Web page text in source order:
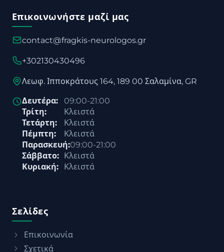
Επικοινωνήστε μαζί μας
contact@fragkis-neurologos.gr
+302130430496
Λεωφ. Ιπποκράτους 164, 189 00 Σαλαμίνα, GR
Δευτέρα:
09:00-21:00
Τρίτη:
Κλειστά
Τετάρτη:
Κλειστά
Πέμπτη:
Κλειστά
Παρασκευή:09:00-21:00
Σάββατο: Κλειστά
Κυριακή:
Κλειστά
Σελίδες
Επικοινωνία
Σχετικά